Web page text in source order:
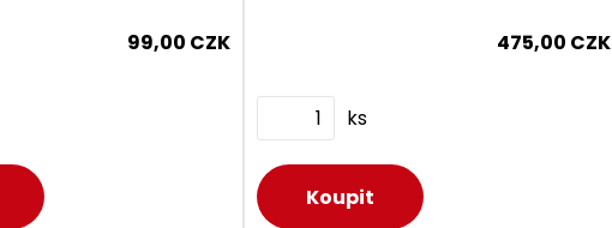
99,00 CZK 475,00 CZK
ks